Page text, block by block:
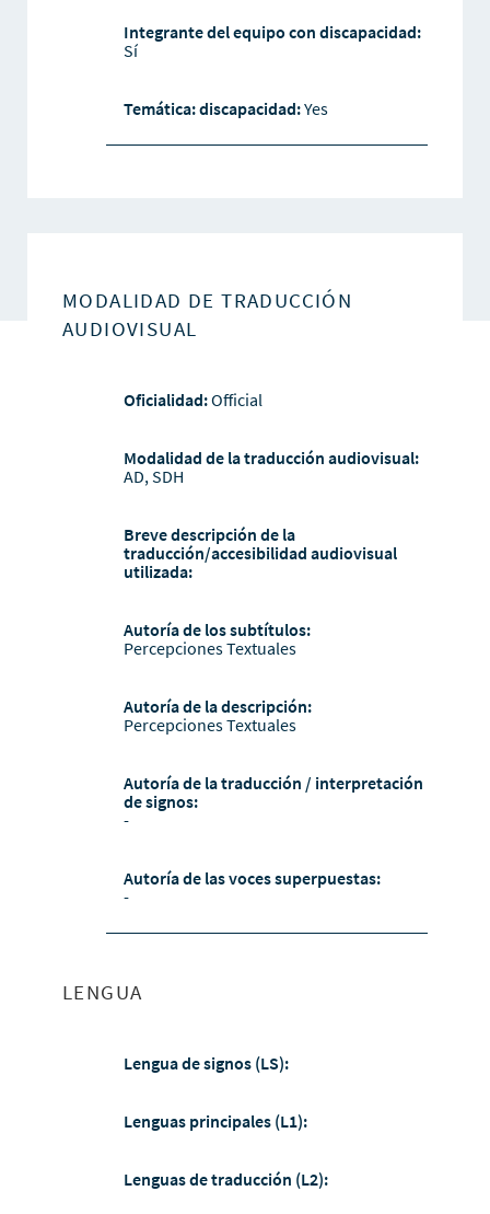
Integrante del equipo con discapacidad:
Sí
Temática: discapacidad:Yes
MODALIDAD DE TRADUCCIÓN
AUDIOVISUAL
Oficialidad:Official
Modalidad de la traducción audiovisual:
AD, SDH
Breve descripción de la
traducción/accesibilidad audiovisual
utilizada:
Autoría de los subtítulos:
Percepciones Textuales
Autoría de la descripción:
Percepciones Textuales
Autoría de la traducción / interpretación
de signos:
-
Autoría de las voces superpuestas:
-
LENGUA
Lengua de signos (LS):
Lenguas principales (L1):
Lenguas de traducción (L2):